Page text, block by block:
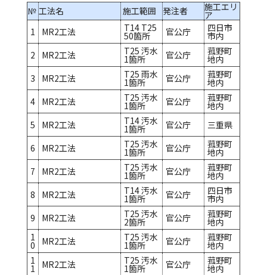
№ 工法名 施工範囲 発注者 施工エリ
ア
1
MR2工法 T14 T25
50箇所 官公庁 四日市
市内
2
MR2工法 T25 汚水
1箇所 官公庁 菰野町
地内
3
MR2工法 T25 雨水
1箇所 官公庁 菰野町
地内
4 MR2工法 T25 汚水
1箇所 官公庁 菰野町
地内
5
MR2工法 T14 汚水
1箇所 官公庁
三重県
6
MR2工法 T25 汚水
1箇所 官公庁 菰野町
地内
7
MR2工法 T25 汚水
1箇所 官公庁 菰野町
地内
8
MR2工法 T14 汚水
1箇所 官公庁 四日市
市内
9
MR2工法 T25 汚水
2箇所 官公庁 菰野町
地内
1
0 MR2工法 T25 汚水
1箇所 官公庁 菰野町
地内
1
1 MR2工法 T25 汚水
1箇所 官公庁 菰野町
地内